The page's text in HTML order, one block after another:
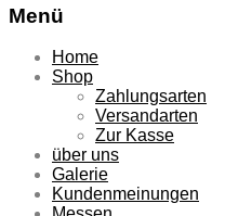
Menü
Zum
Inhalt
Home
Shop
Zahlungsarten
Versandarten
Zur Kasse
über uns
Galerie
Kundenmeinungen